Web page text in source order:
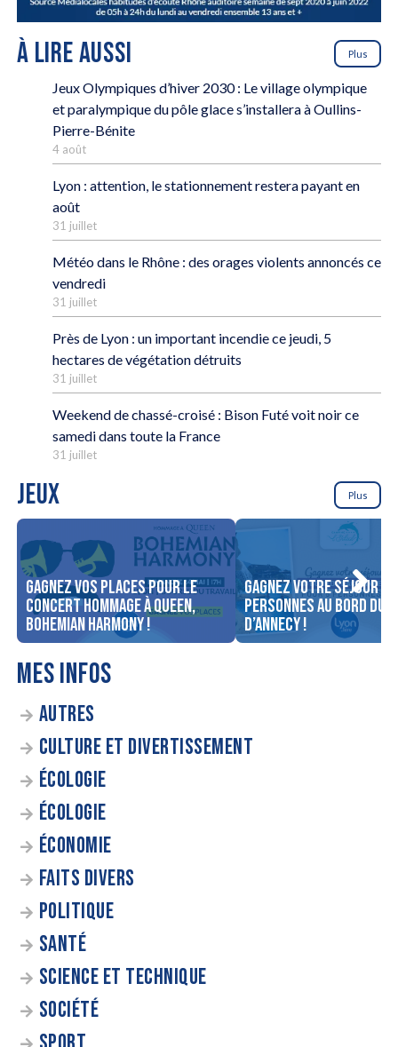
À LIRE AUSSI Plus
Jeux Olympiques d’hiver 2030 : Le village olympique
et paralympique du pôle glace s’installera à Oullins-
Pierre-Bénite
4 août
Lyon : attention, le stationnement restera payant en
août
31 juillet
Météo dans le Rhône : des orages violents annoncés ce
vendredi
31 juillet
Près de Lyon : un important incendie ce jeudi, 5
hectares de végétation détruits
31 juillet
Weekend de chassé-croisé : Bison Futé voit noir ce
samedi dans toute la France
31 juillet
JEUX Plus
Gagnez vos places pour le
concert Hommage à Queen,
Bohemian Harmony !
Gagnez votre séjour
personnes au bord du
d’Annecy !
MES INFOS
AUTRES
CULTURE ET DIVERTISSEMENT
ÉCOLOGIE
ÉCOLOGIE
ÉCONOMIE
FAITS DIVERS
POLITIQUE
SANTÉ
SCIENCE ET TECHNIQUE
SOCIÉTÉ